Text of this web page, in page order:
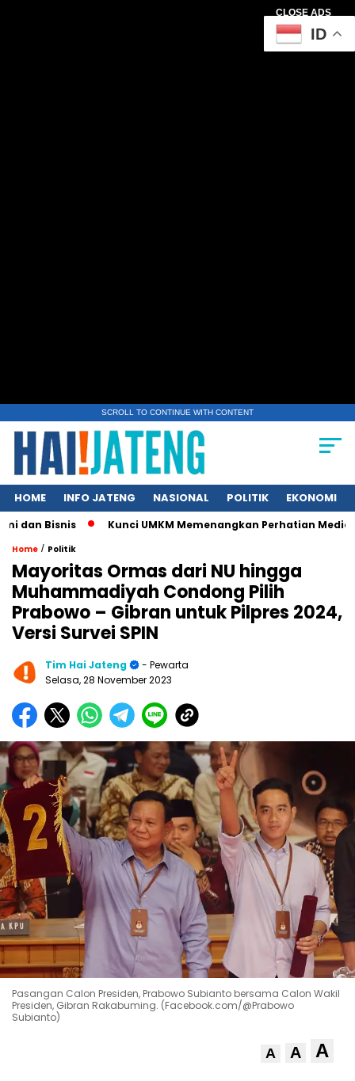
CLOSE ADS
SCROLL TO CONTINUE WITH CONTENT
HOME INFO JATENG NASIONAL POLITIK EKONOMI
Kunci UMKM Memenangkan Perhatian Media dan
Home / Politik
Mayoritas Ormas dari NU hingga
Muhammadiyah Condong Pilih
Prabowo – Gibran untuk Pilpres 2024,
Versi Survei SPIN
Tim Hai Jateng
- Pewarta
Selasa, 28 November 2023
Pasangan Calon Presiden, Prabowo Subianto bersama Calon Wakil
Presiden, Gibran Rakabuming. (Facebook.com/@Prabowo
Subianto)
A A A
ID